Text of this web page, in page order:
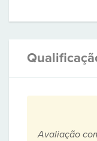
Avaliação